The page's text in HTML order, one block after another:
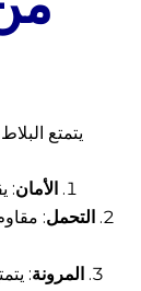
يتمتع
الأمان:
التحمل:
المرونة: